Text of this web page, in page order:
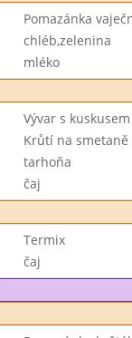
Pomazánka
chléb,zelenina
mléko
Vývar s kuskusem
Krůtí na smetaně
tarhoňa
čaj
Termix
čaj